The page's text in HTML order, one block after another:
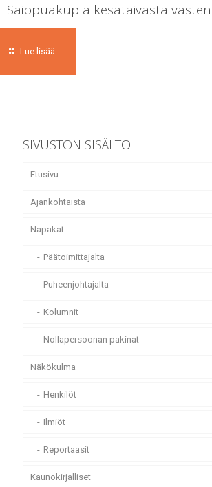
Saippuakupla kesätaivasta vasten
Lue lisää
SIVUSTON SISÄLTÖ
Etusivu
Ajankohtaista
Napakat
Päätoimittajalta
Puheenjohtajalta
Kolumnit
Nollapersoonan pakinat
Näkökulma
Henkilöt
Ilmiöt
Reportaasit
Kaunokirjalliset